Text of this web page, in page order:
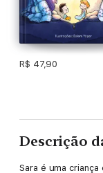
R$ 47,90
Descrição
Sara é uma